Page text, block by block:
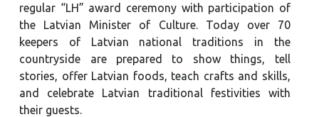
regular “LH” award ceremony with participation of
the Latvian Minister of Culture. Today over 70
keepers of Latvian national traditions in the
countryside are prepared to show things, tell
stories, offer Latvian foods, teach crafts and skills,
and celebrate Latvian traditional festivities with
their guests.